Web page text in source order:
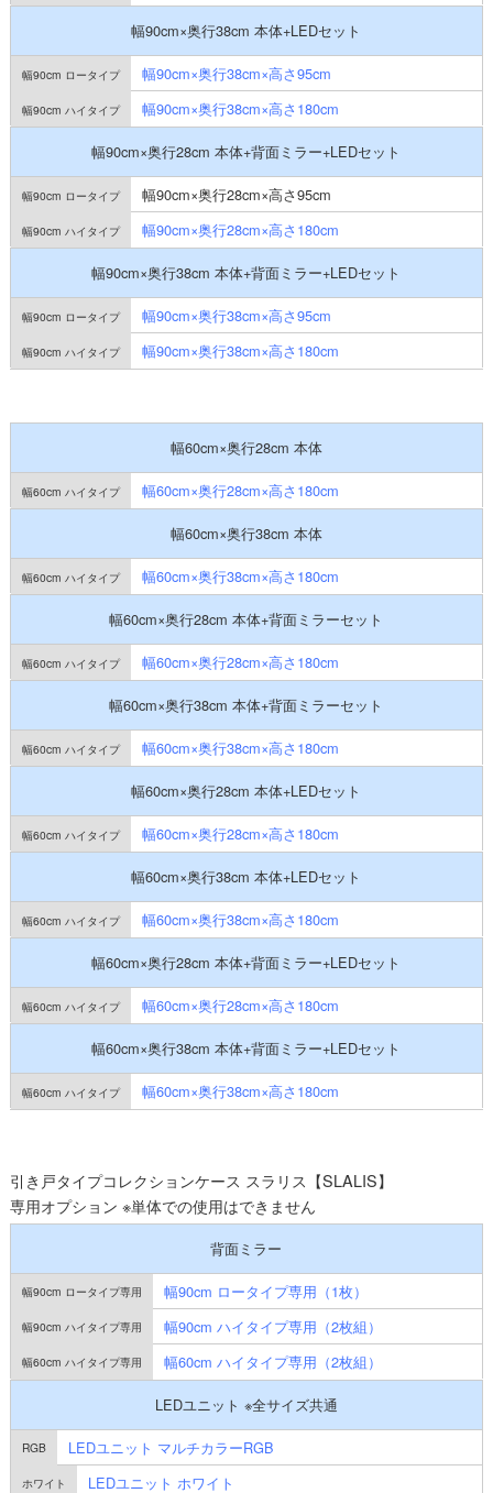
幅90cm×奥行38cm 本体+LEDセット
幅90cm×奥行38cm×高さ95cm
幅90cm×奥行38cm×高さ180cm
幅90cm×奥行28cm 本体+背面ミラー+LEDセット
幅90cm×奥行28cm×高さ95cm
幅90cm×奥行28cm×高さ180cm
幅90cm×奥行38cm 本体+背面ミラー+LEDセット
幅90cm×奥行38cm×高さ95cm
幅90cm×奥行38cm×高さ180cm
幅60cm×奥行28cm 本体
幅60cm×奥行28cm×高さ180cm
幅60cm×奥行38cm 本体
幅60cm×奥行38cm×高さ180cm
幅60cm×奥行28cm 本体+背面ミラーセット
幅60cm×奥行28cm×高さ180cm
幅60cm×奥行38cm 本体+背面ミラーセット
幅60cm×奥行38cm×高さ180cm
幅60cm×奥行28cm 本体+LEDセット
幅60cm×奥行28cm×高さ180cm
幅60cm×奥行38cm 本体+LEDセット
幅60cm×奥行38cm×高さ180cm
幅60cm×奥行28cm 本体+背面ミラー+LEDセット
幅60cm×奥行28cm×高さ180cm
幅60cm×奥行38cm 本体+背面ミラー+LEDセット
幅60cm×奥行38cm×高さ180cm
引き戸タイプコレクションケース スラリス【SLALIS】
専用オプション ※単体での使用はできません
背面ミラー
幅90cm ロータイプ専用（1枚）
幅90cm ハイタイプ専用（2枚組）
幅60cm ハイタイプ専用（2枚組）
LEDユニット ※全サイズ共通
LEDユニット マルチカラーRGB
LEDユニット ホワイト